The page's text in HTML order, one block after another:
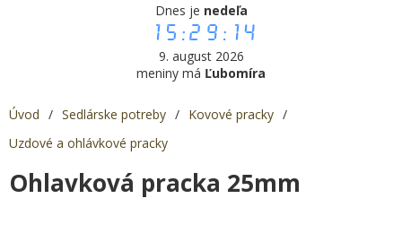
Dnes je nedeľa
15:29:14
9. august 2026
meniny má Ľubomíra
Úvod / Sedlárske potreby / Kovové pracky /
Uzdové a ohlávkové pracky
Ohlavková pracka 25mm